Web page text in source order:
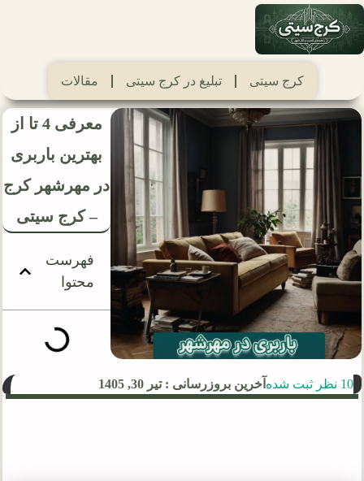
کرج سیتی تبلیغ در کرج سیتی مقالات
معرفی 4 تا از
بهترین باربری
در مهرشهر کرج
– کرج سیتی
فهرست
محتوا
10 نظر ثبت شده آخرین بروزرسانی : تیر 30, 1405